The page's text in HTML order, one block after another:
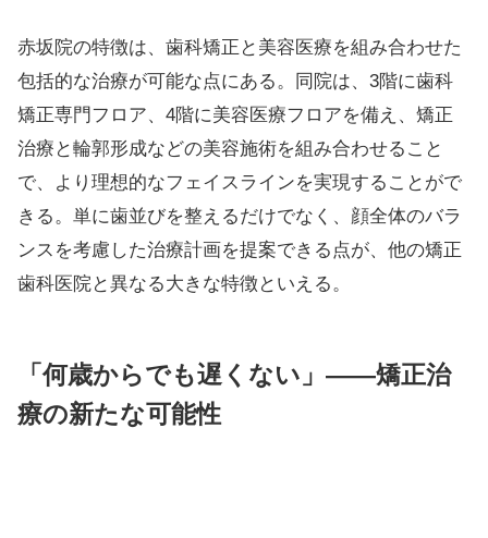
赤坂院の特徴は、歯科矯正と美容医療を組み合わせた
包括的な治療が可能な点にある。同院は、3階に歯科
矯正専門フロア、4階に美容医療フロアを備え、矯正
治療と輪郭形成などの美容施術を組み合わせること
で、より理想的なフェイスラインを実現することがで
きる。単に歯並びを整えるだけでなく、顔全体のバラ
ンスを考慮した治療計画を提案できる点が、他の矯正
歯科医院と異なる大きな特徴といえる。
「何歳からでも遅くない」——矯正治
療の新たな可能性